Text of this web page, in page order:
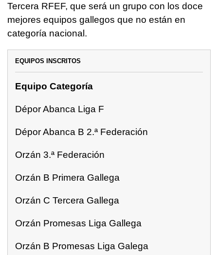
Tercera RFEF, que será un grupo con los doce
mejores equipos gallegos que no están en
categoría nacional.
EQUIPOS INSCRITOS
Equipo Categoría
Dépor Abanca Liga F
Dépor Abanca B 2.ª Federación
Orzán 3.ª Federación
Orzán B Primera Gallega
Orzán C Tercera Gallega
Orzán Promesas Liga Gallega
Orzán B Promesas Liga Galega